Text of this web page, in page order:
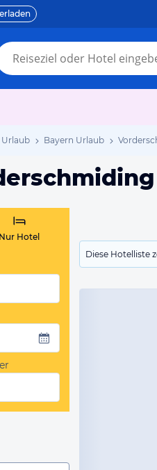
Bayern Urlaub
Diese Hotelliste
Nur Hotel